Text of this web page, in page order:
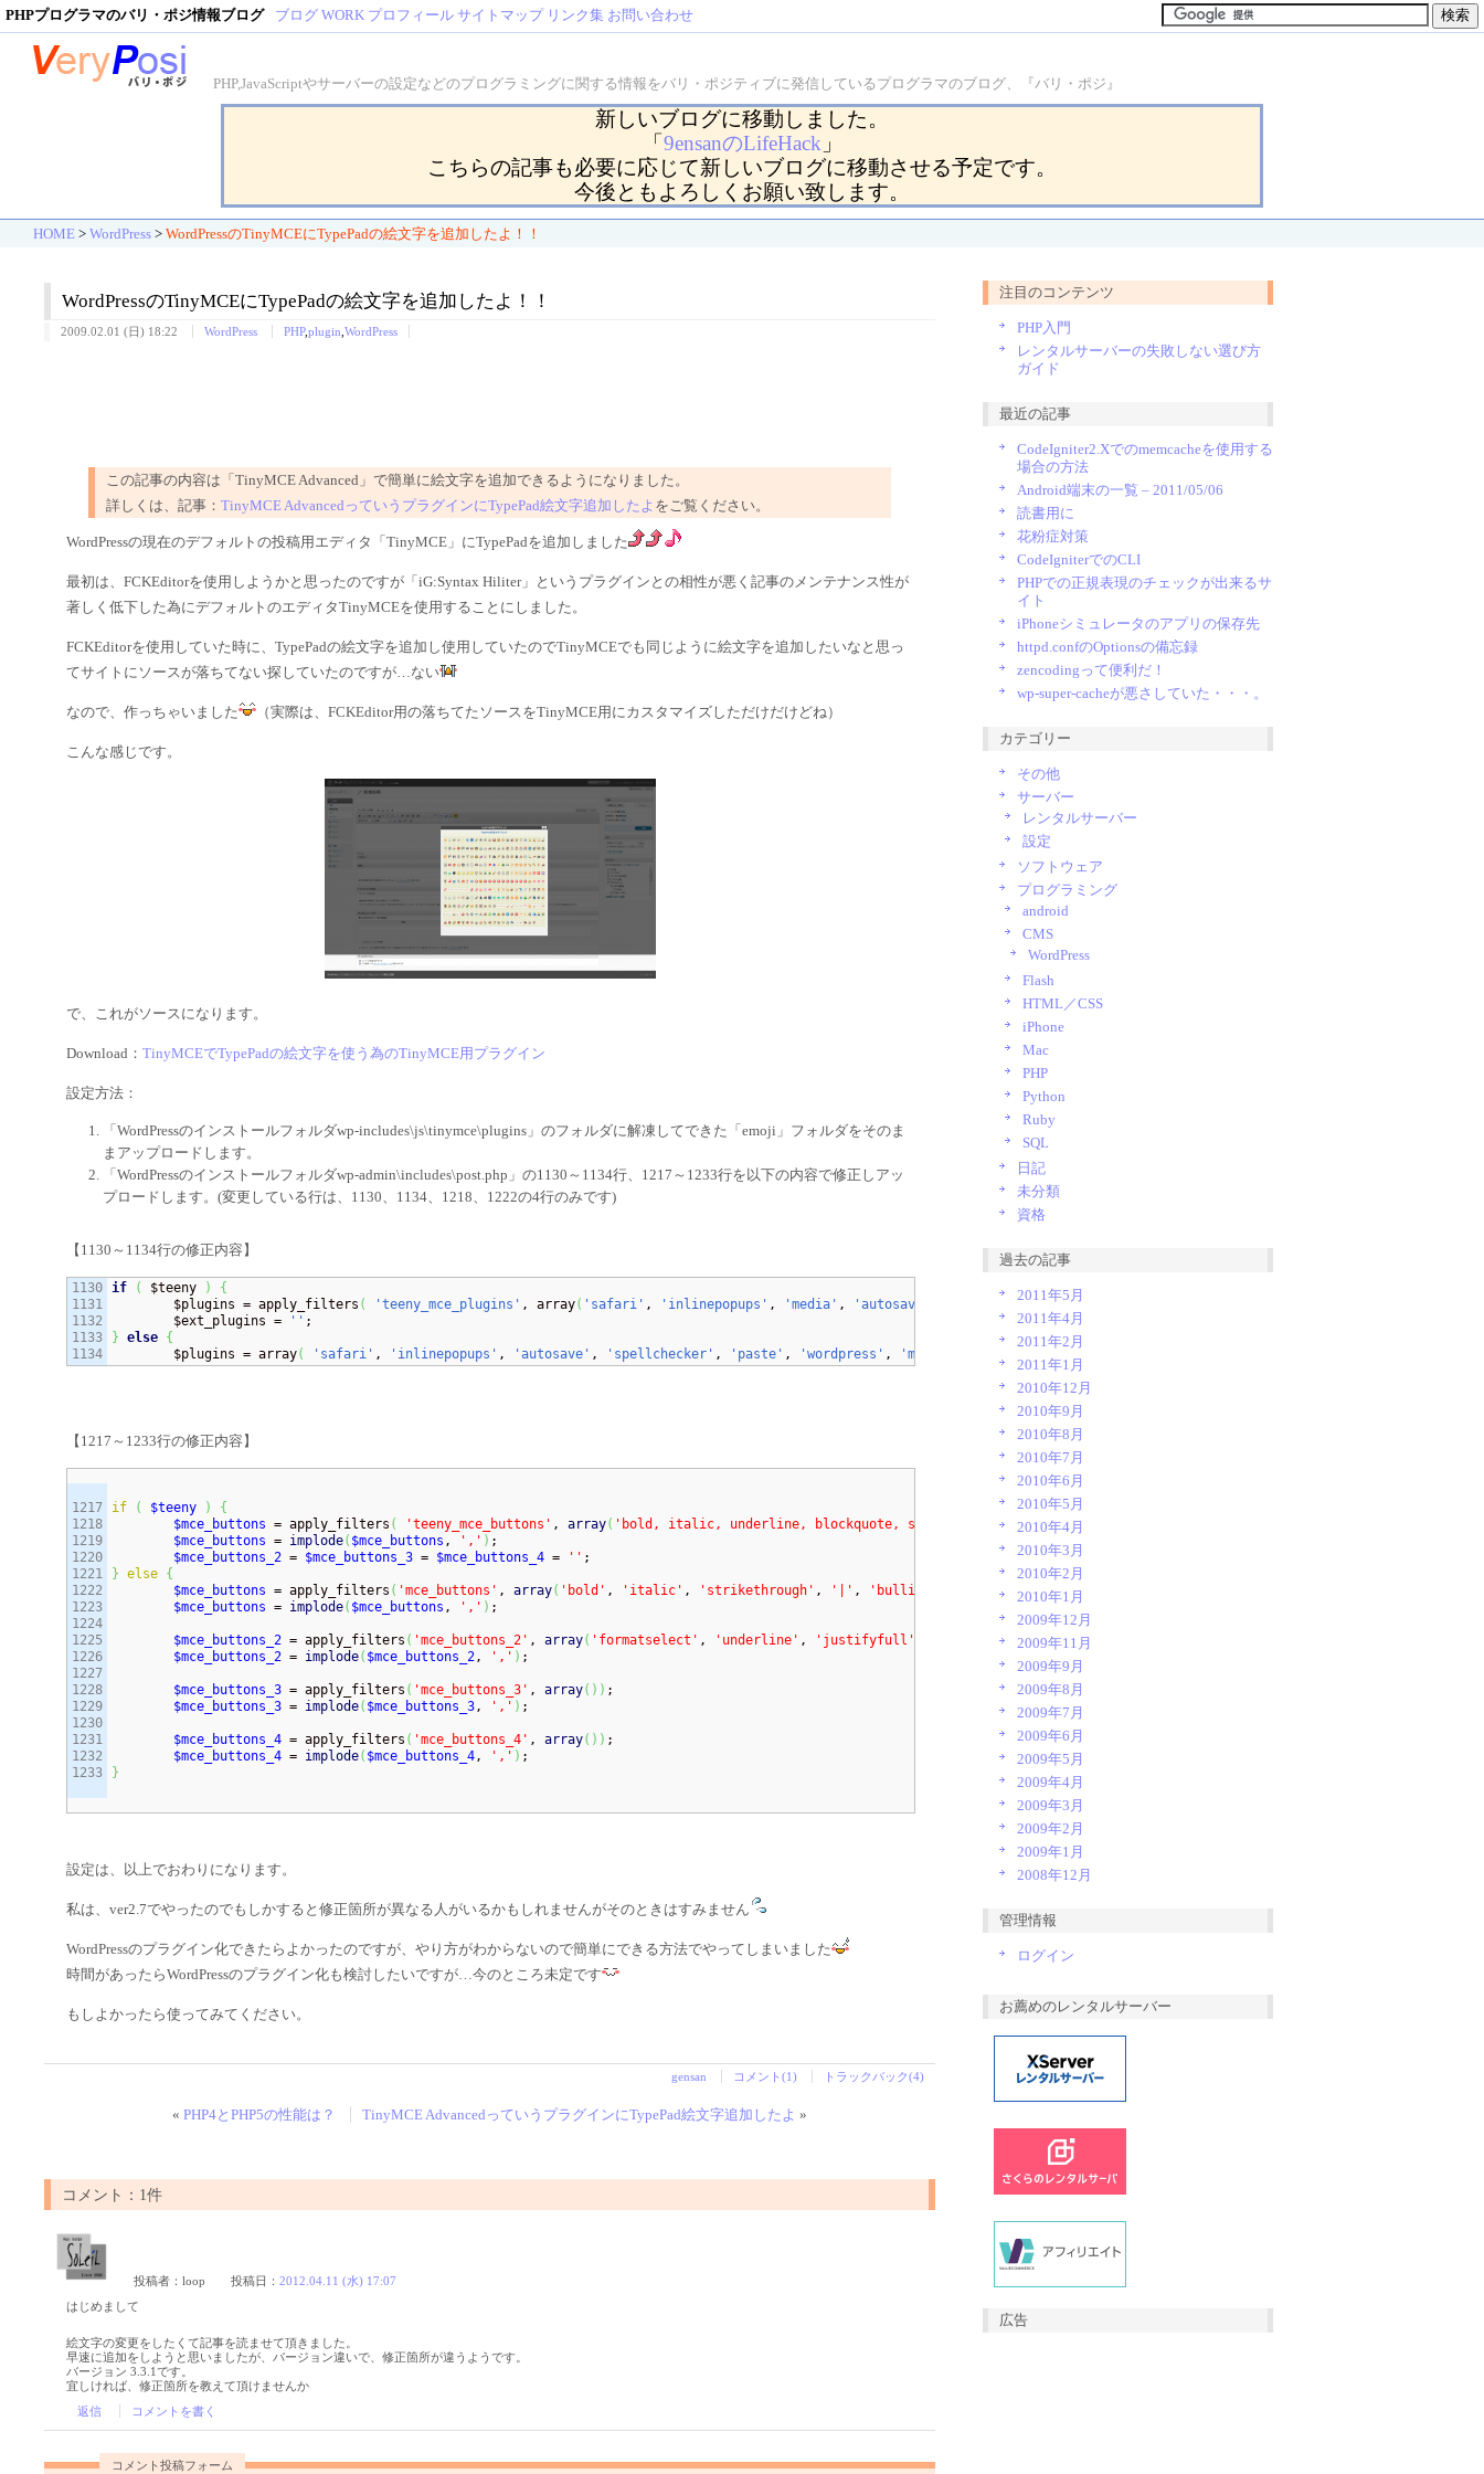
PHPプログラマのバリ・ポジ情報ブログ ブログ WORK プロフィール サイトマップ リンク集 お問い合わせ
PHP,JavaScriptやサーバーの設定などのプログラミングに関する情報をバリ・ポジティブに発信しているプログラマのブログ、『バリ・ポジ』
新しいブログに移動しました。
「 9ensanのLifeHack 」
こちらの記事も必要に応じて新しいブログに移動させる予定です。
今後ともよろしくお願い致します。
HOME > WordPress > WordPressのTinyMCEにTypePadの絵文字を追加したよ！！
WordPressのTinyMCEにTypePadの絵文字を追加したよ！！
2009.02.01 (日) 18:22 WordPress PHP,plugin ,WordPress
この記事の内容は「TinyMCE Advanced」で簡単に絵文字を追加できるようになりました。
詳しくは、記事：TinyMCE AdvancedっていうプラグインにTypePad絵文字追加したよ をご覧ください。
WordPressの現在のデフォルトの投稿用エディタ「TinyMCE」にTypePadを追加しました
最初は、FCKEditorを使用しようかと思ったのですが「iG:Syntax Hiliter」というプラグインとの相性が悪く記事のメンテナンス性が
著しく低下した為にデフォルトのエディタTinyMCEを使用することにしました。
FCKEditorを使用していた時に、TypePadの絵文字を追加し使用していたのでTinyMCEでも同じように絵文字を追加したいなと思っ
てサイトにソースが落ちてない探していたのですが…ない
なので、作っちゃいました （実際は、FCKEditor用の落ちてたソースをTinyMCE用にカスタマイズしただけだけどね）
こんな感じです。
で、これがソースになります。
Download：TinyMCEでTypePadの絵文字を使う為のTinyMCE用プラグイン
設定方法：
「WordPressのインストールフォルダwp-includes\js\tinymce\plugins」のフォルダに解凍してできた「emoji」フォルダをそのま
まアップロードします。
「WordPressのインストールフォルダwp-admin\includes\post.php」の1130～1134行、1217～1233行を以下の内容で修正しアッ
プロードします。(変更している行は、1130、1134、1218、1222の4行のみです)
【1130～1134行の修正内容】
1130
1131
1132
1133
if ( $teeny )
{
	$plugins = apply_filters
( 'teeny_mce_plugins' , array( 'safari' , 'inlinepopups' , 'media' , 'autosave' 'fullscreen', 'emoji'
	$ext_plugins =
''
} else {
	$plugins = array
( 'safari' , 'inlinepopups' , 'autosave' , 'spellchecker' , 'paste' , 'wordpress' , 'media' 'fullscreen'
【1217～1233行の修正内容】
1217
1218
1219
1220
1221
1222
1223
1224
1225
1226
1227
1228
1229
1230
1231
1232
if ( $teeny )
{
$mce_buttons = apply_filters ( 'teeny_mce_buttons' , array( 'bold, italic, underline, blockquote, separator, strikethrough, bullist, numlist,justifyleft, justifycenter,
$mce_buttons = implode( $mce_buttons , ',' ) ;
$mce_buttons_2 = $mce_buttons_3 = $mce_buttons_4 = ''
} else {
$mce_buttons = apply_filters ( 'mce_buttons' , array( 'bold' , 'italic' , 'strikethrough' , '|' , 'bullist' 'numlist', 'blockquote'
$mce_buttons = implode( $mce_buttons , ',' ) ;
$mce_buttons_2 = apply_filters ( 'mce_buttons_2' , array( 'formatselect' , 'underline' , 'justifyfull' 'forecolor' , '|', 'pastetext'
$mce_buttons_2 = implode( $mce_buttons_2 , ',' ) ;
$mce_buttons_3 = apply_filters ( 'mce_buttons_3' , array( ) ) ;
$mce_buttons_3 = implode( $mce_buttons_3 , ',' ) ;
$mce_buttons_4 = apply_filters ( 'mce_buttons_4' , array( ) ) ;
$mce_buttons_4 = implode( $mce_buttons_4 , ',' )
}
設定は、以上でおわりになります。
私は、ver2.7でやったのでもしかすると修正箇所が異なる人がいるかもしれませんがそのときはすみません
WordPressのプラグイン化できたらよかったのですが、やり方がわからないので簡単にできる方法でやってしまいました
時間があったらWordPressのプラグイン化も検討したいですが…今のところ未定です
もしよかったら使ってみてください。
gensan コメント(1) トラックバック(4)
« PHP4とPHP5の性能は？ TinyMCE AdvancedっていうプラグインにTypePad絵文字追加したよ »
コメント：1件
投稿者：loop 投稿日：2012.04.11 (水) 17:07
はじめまして
絵文字の変更をしたくて記事を読ませて頂きました。
早速に追加をしようと思いましたが、バージョン違いで、修正箇所が違うようです。
バージョン 3.3.1です。
宜しければ、修正箇所を教えて頂けませんか
返信
コメントを書く
コメント投稿フォーム
注目のコンテンツ
PHP入門
レンタルサーバーの失敗しない選び方
ガイド
最近の記事
CodeIgniter2.Xでのmemcacheを使用する
場合の方法
Android端末の一覧 – 2011/05/06
読書用に
花粉症対策
CodeIgniterでのCLI
PHPでの正規表現のチェックが出来るサ
イト
iPhoneシミュレータのアプリの保存先
httpd.confのOptionsの備忘録
zencodingって便利だ！
wp-super-cacheが悪さしていた・・・。
カテゴリー
その他
サーバー
レンタルサーバー
設定
ソフトウェア
プログラミング
android
CMS
WordPress
Flash
HTML／CSS
iPhone
Mac
PHP
Python
Ruby
SQL
日記
未分類
資格
過去の記事
2011年5月
2011年4月
2011年2月
2011年1月
2010年12月
2010年9月
2010年8月
2010年7月
2010年6月
2010年5月
2010年4月
2010年3月
2010年2月
2010年1月
2009年12月
2009年11月
2009年9月
2009年8月
2009年7月
2009年6月
2009年5月
2009年4月
2009年3月
2009年2月
2009年1月
2008年12月
管理情報
ログイン
お薦めのレンタルサーバー
広告